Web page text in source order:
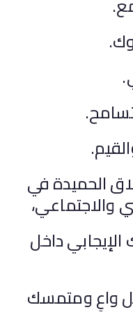
الحميدة في
والاجتماعي،
داخل
واعٍ ومتمسك